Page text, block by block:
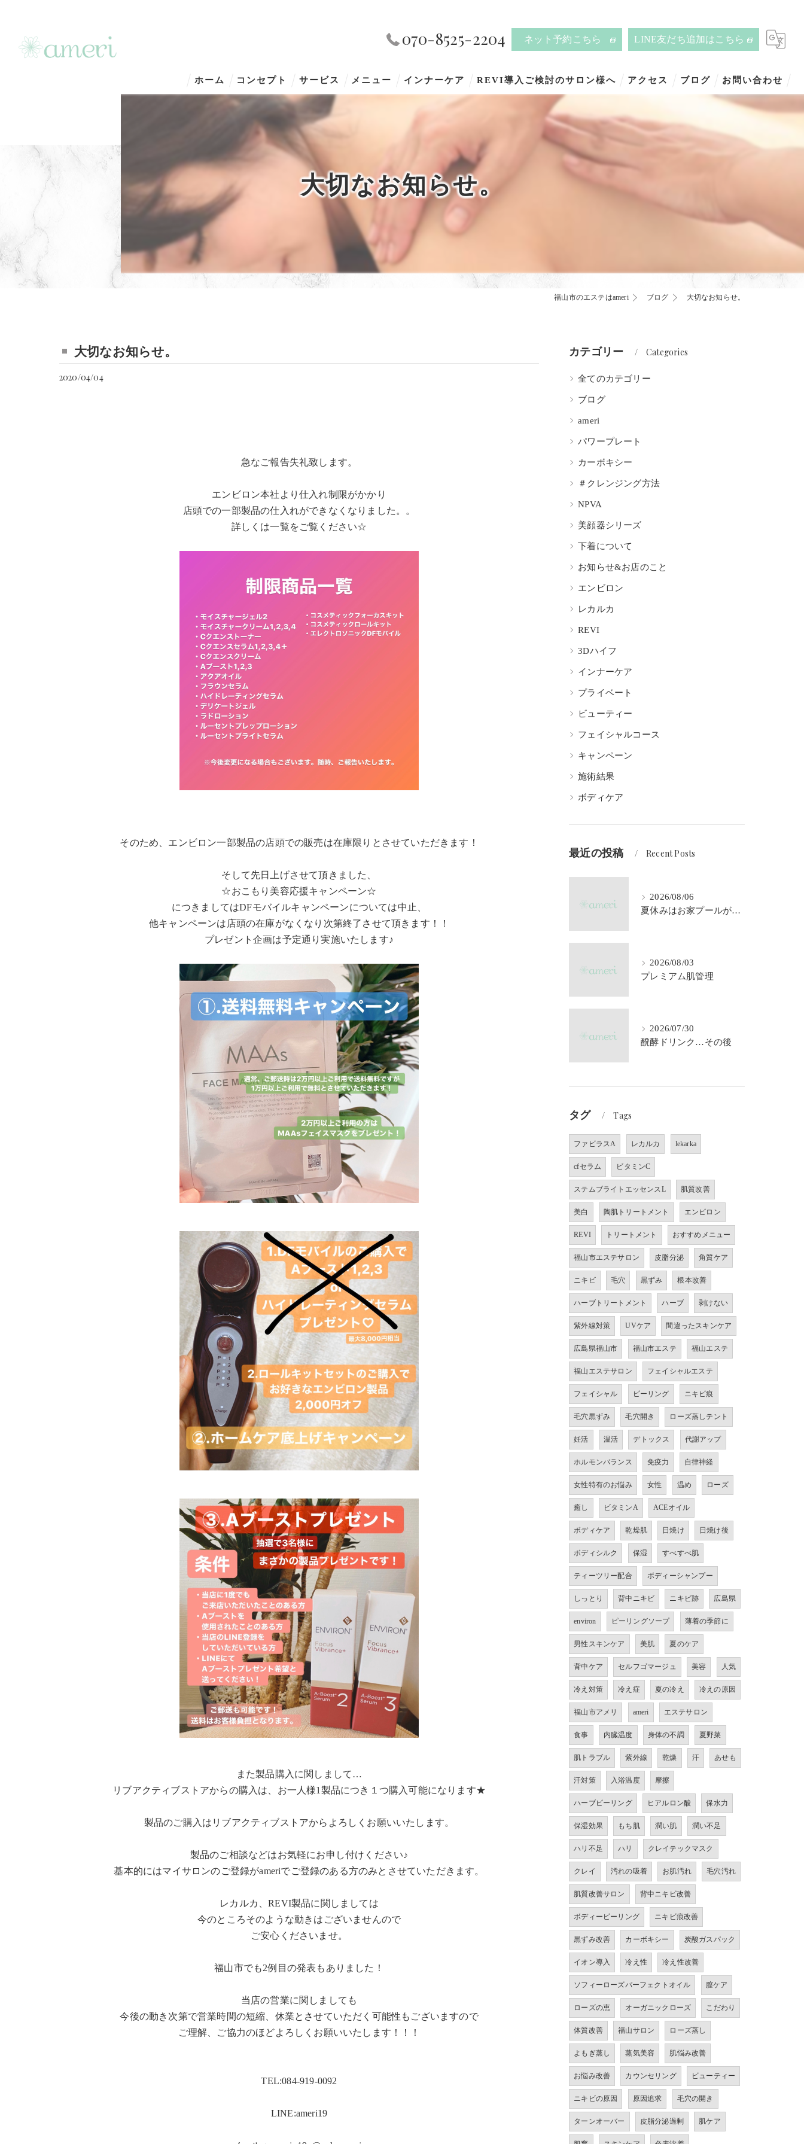
070-8525-2204 ネット予約こちら LINE友だち追加はこちら
ホーム コンセプト サービス メニュー インナーケア REVI導入ご検討のサロン様へ アクセス ブログ お問い合わせ
大切なお知らせ。
福山市のエステはameri ブログ 大切なお知らせ。
大切なお知らせ。
2020/04/04
急なご報告失礼致します。
エンビロン本社より仕入れ制限がかかり
店頭での一部製品の仕入れができなくなりました。。
詳しくは一覧をご覧ください☆
そのため、エンビロン一部製品の店頭での販売は在庫限りとさせていただきます！
そして先日上げさせて頂きました、
☆おこもり美容応援キャンペーン☆
につきましてはDFモバイルキャンペーンについては中止、
他キャンペーンは店頭の在庫がなくなり次第終了させて頂きます！！
プレゼント企画は予定通り実施いたします♪
また製品購入に関しまして…
リブアクティブストアからの購入は、お一人様1製品につき１つ購入可能になります★
製品のご購入はリブアクティブストアからよろしくお願いいたします。
製品のご相談などはお気軽にお申し付けください♪
基本的にはマイサロンのご登録がameriでご登録のある方のみとさせていただきます。
レカルカ、REVI製品に関しましては
今のところそのような動きはございませんので
ご安心くださいませ。
福山市でも2例目の発表もありました！
当店の営業に関しましても
今後の動き次第で営業時間の短縮、休業とさせていただく可能性もございますので
ご理解、ご協力のほどよろしくお願いいたします！！！
TEL:084-919-0092
LINE:ameri19
カテゴリー Categories
全てのカテゴリー
ブログ
ameri
パワープレート
カーボキシー
＃クレンジング方法
NPVA
美顔器シリーズ
下着について
お知らせ&お店のこと
エンビロン
レカルカ
REVI
3Dハイフ
インナーケア
プライベート
ビューティー
フェイシャルコース
キャンペーン
施術結果
ボディケア
最近の投稿 Recent Posts
2026/08/06
夏休みはお家プールが大活躍♪
2026/08/03
プレミアム肌管理
2026/07/30
醗酵ドリンク…その後
タグ Tags
ファビラスA レカルカ lekarka
cfセラム ビタミンC
ステムブライトエッセンスL 肌質改善
美白 陶肌トリートメント エンビロン
REVI トリートメント おすすめメニュー
福山市エステサロン 皮脂分泌 角質ケア
ニキビ 毛穴 黒ずみ 根本改善
ハーブトリートメント ハーブ 剥けない
紫外線対策 UVケア 間違ったスキンケア
広島県福山市 福山市エステ 福山エステ
福山エステサロン フェイシャルエステ
フェイシャル ピーリング ニキビ痕
毛穴黒ずみ 毛穴開き ローズ蒸しテント
妊活 温活 デトックス 代謝アップ
ホルモンバランス 免疫力 自律神経
女性特有のお悩み 女性 温め ローズ
癒し ビタミンA ACEオイル
ボディケア 乾燥肌 日焼け 日焼け後
ボディシルク 保湿 すべすべ肌
ティーツリー配合 ボディーシャンプー
しっとり 背中ニキビ ニキビ跡 広島県
environ ピーリングソープ 薄着の季節に
男性スキンケア 美肌 夏のケア
背中ケア セルフゴマージュ 美容 人気
冷え対策 冷え症 夏の冷え 冷えの原因
福山市アメリ ameri エステサロン
食事 内臓温度 身体の不調 夏野菜
肌トラブル 紫外線 乾燥 汗 あせも
汗対策 入浴温度 摩擦
ハーブピーリング ヒアルロン酸 保水力
保湿効果 もち肌 潤い肌 潤い不足
ハリ不足 ハリ クレイテックマスク
クレイ 汚れの吸着 お肌汚れ 毛穴汚れ
肌質改善サロン 背中ニキビ改善
ボディーピーリング ニキビ痕改善
黒ずみ改善 カーボキシー 炭酸ガスパック
イオン導入 冷え性 冷え性改善
ソフィーローズパーフェクトオイル 膣ケア
ローズの恵 オーガニックローズ こだわり
体質改善 福山サロン ローズ蒸し
よもぎ蒸し 蒸気美容 肌悩み改善
お悩み改善 カウンセリング ビューティー
ニキビの原因 原因追求 毛穴の開き
ターンオーバー 皮脂分泌過剰 肌ケア